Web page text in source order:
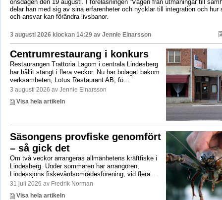
onsdagen den 19 augusti. I föreläsningen ”Vägen från utmaningar till
delar han med sig av sina erfarenheter och nycklar till integration och hur
och ansvar kan förändra livsbanor.
3 augusti 2026 klockan 14:29 av Jennie Einarsson
Centrumrestaurang i konkurs
Restaurangen Trattoria Lagom i centrala Lindesberg
har hållit stängt i flera veckor. Nu har bolaget bakom
verksamheten, Lotus Restaurant AB, fö...
3 augusti 2026 av Jennie Einarsson
Visa hela artikeln
Säsongens provfiske genomfört
– så gick det
Om två veckor arrangeras allmänhetens kräftfiske i
Lindesberg. Under sommaren har arrangören,
Lindessjöns fiskevårdsområdesförening, vid flera...
31 juli 2026 av Fredrik Norman
Visa hela artikeln